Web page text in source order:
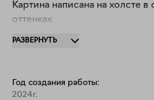
Картина написана на холсте
оттенках.
Обращаю ваше внимание, что
РАЗВЕРНУТЬ
Год создания работы:
2024г.